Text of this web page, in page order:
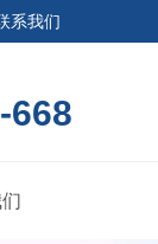
系我们
668